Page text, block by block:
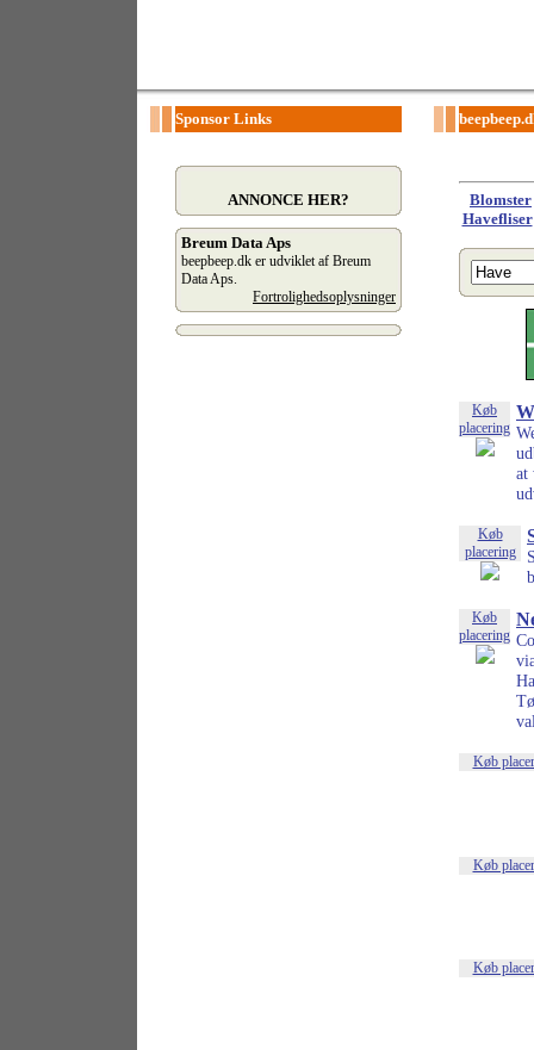
Sponsor Links
ANNONCE HER?
Breum Data Aps
beepbeep.dk er udviklet af Breum
Data Aps.
Fortrolighedsoplysninger
Blomster
Havefliser
Køb
placering
at
Køb
placering
Køb
placering
Køb
Køb
Køb